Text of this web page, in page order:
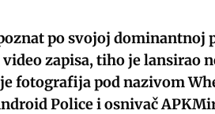
po svojoj dominantnoj
zapisa, tiho je lansirao
fotografija pod nazivom
Police i osnivač